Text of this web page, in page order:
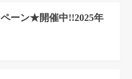
ーン★開催中!!2025年